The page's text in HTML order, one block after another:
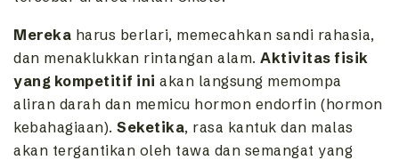
Mereka harus berlari, memecahkan sandi rahasia,
dan menaklukkan rintangan alam. Aktivitas fisik
yang kompetitif ini akan langsung memompa
aliran darah dan memicu hormon endorfin (hormon
kebahagiaan). Seketika, rasa kantuk dan malas
akan tergantikan oleh tawa dan semangat yang